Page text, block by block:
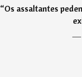
“Os assaltantes
―